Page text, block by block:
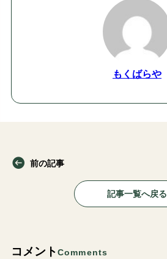
もくばらや
前の記事
記事一覧へ戻る
コメントComments